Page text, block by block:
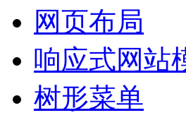
网页布局
响应式网站
树形菜单